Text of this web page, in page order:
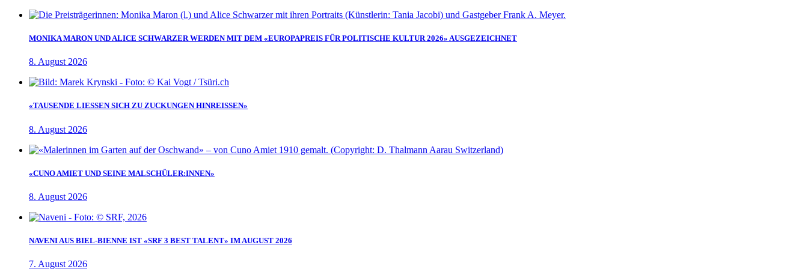
MONIKA MARON UND ALICE SCHWARZER WERDEN MIT DEM «EUROPAPREIS FÜR POLITISCHE KULTUR 2026» AUSGEZEICHNET
8. August 2026
«TAUSENDE LIESSEN SICH ZU ZUCKUNGEN HINREISSEN»
8. August 2026
«CUNO AMIET UND SEINE MALSCHÜLER:INNEN»
8. August 2026
NAVENI AUS BIEL-BIENNE IST «SRF 3 BEST TALENT» IM AUGUST 2026
7. August 2026